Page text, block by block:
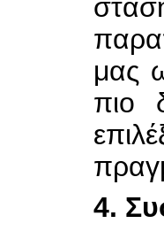
μας
πιο
4.